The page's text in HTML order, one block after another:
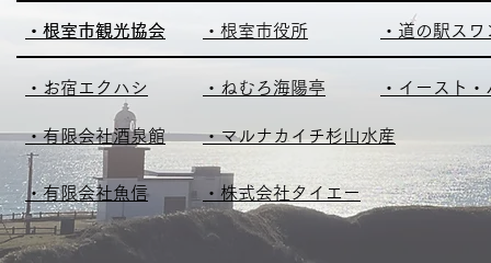
​・根室市観光協会
​・根室市観光協会 ​・根室市役所 ・道の駅スワ
​・お宿エクハシ ​・ねむろ海陽亭 ・イースト
​・有限会社酒泉館 ​・マルナカイチ杉山水産
・有限会社魚信 ・株式会社タイエー